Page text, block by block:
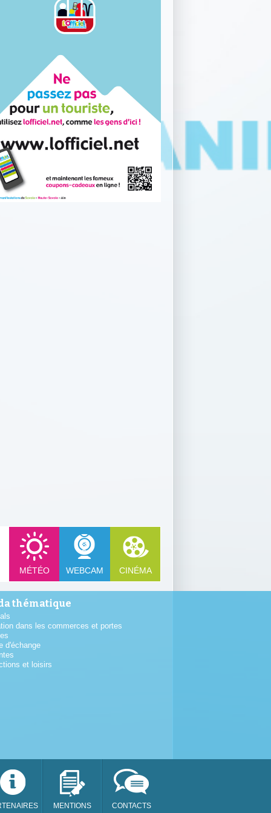
MÉTÉO WEBCAM CINÉMA
thématique
dans les commerces et portes
d'échange
et loisirs
MENTIONS CONTACTS